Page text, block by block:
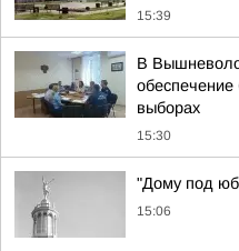
15:39
В
обеспечение
выборах
15:30
"Дому под
15:06